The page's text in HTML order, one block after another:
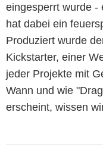
eingesperrt wurde -
hat dabei ein
Produziert wurde
Kickstarter, einer
jeder Projekte mit
Wann und wie
erscheint, wissen